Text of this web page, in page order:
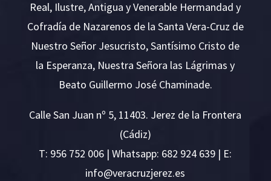
Real, Ilustre, Antigua y Venerable Hermandad y
Cofradía de Nazarenos de la Santa Vera-Cruz de
Nuestro Señor Jesucristo, Santísimo Cristo de
la Esperanza, Nuestra Señora las Lágrimas y
Beato Guillermo José Chaminade.
Calle San Juan nº 5, 11403. Jerez de la Frontera
(Cádiz)
T: 956 752 006 | Whatsapp: 682 924 639 | E:
se.ze
rejzu
rcare
v@ofn
i